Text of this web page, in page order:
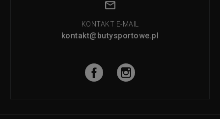
KONTAKT E-MAIL
kontakt@butysportowe.pl